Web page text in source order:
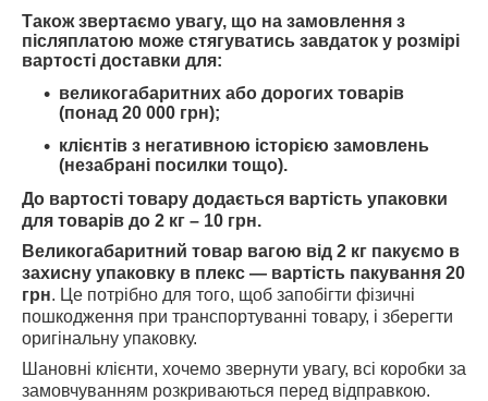
Також звертаємо увагу, що на замовлення з
післяплатою може стягуватись завдаток у розмірі
вартості доставки для:
великогабаритних або дорогих товарів
(понад 20 000 грн);
клієнтів з негативною історією замовлень
(незабрані посилки тощо).
До вартості товару додається вартість упаковки
для товарів до 2 кг – 10 грн.
Великогабаритний товар вагою від 2 кг пакуємо в
захисну упаковку в плекс — вартість пакування 20
грн. Це потрібно для того, щоб запобігти фізичні
пошкодження при транспортуванні товару, і зберегти
оригінальну упаковку.
Шановні клієнти, хочемо звернути увагу, всі коробки за
замовчуванням розкриваються перед відправкою.